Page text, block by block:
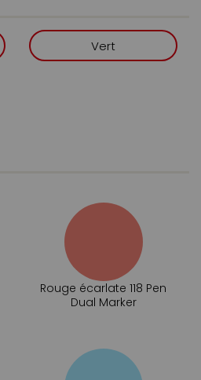
Vert
Rouge écarlate 118 Pen
Dual Marker